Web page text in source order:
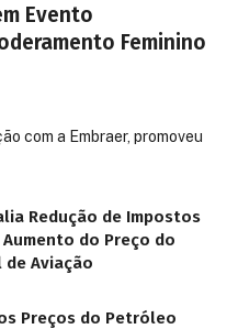
Evento
Feminino
com a Embraer, promoveu
Redução de Impostos
do Preço do
de Aviação
Preços do Petróleo